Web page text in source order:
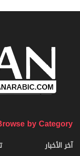
by Category
آخر الأخبار